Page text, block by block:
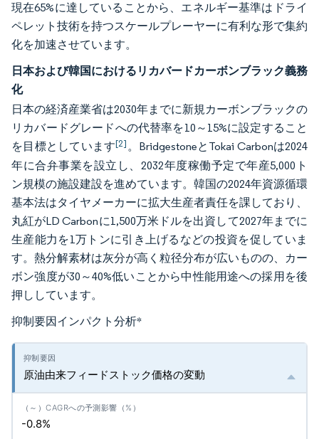
現在65%に達していることから、エネルギー基準はドライ
ペレット技術を持つスケールプレーヤーに有利な形で集約
化を加速させています。
日本および韓国におけるリカバードカーボンブラック義務
化
日本の経済産業省は2030年までに新規カーボンブラックの
リカバードグレードへの代替率を10～15%に設定すること
を目標としています[2]。BridgestoneとTokai Carbonは2024
年に合弁事業を設立し、2032年度稼働予定で年産5,000ト
ン規模の施設建設を進めています。韓国の2024年資源循環
基本法はタイヤメーカーに拡大生産者責任を課しており、
丸紅がLD Carbonに1,500万米ドルを出資して2027年までに
生産能力を1万トンに引き上げるなどの投資を促していま
す。熱分解素材は灰分が高く粒径分布が広いものの、カー
ボン強度が30～40%低いことから中性能用途への採用を後
押ししています。
抑制要因インパクト分析*
原油由来フィードストック価格の変動
-0.8%